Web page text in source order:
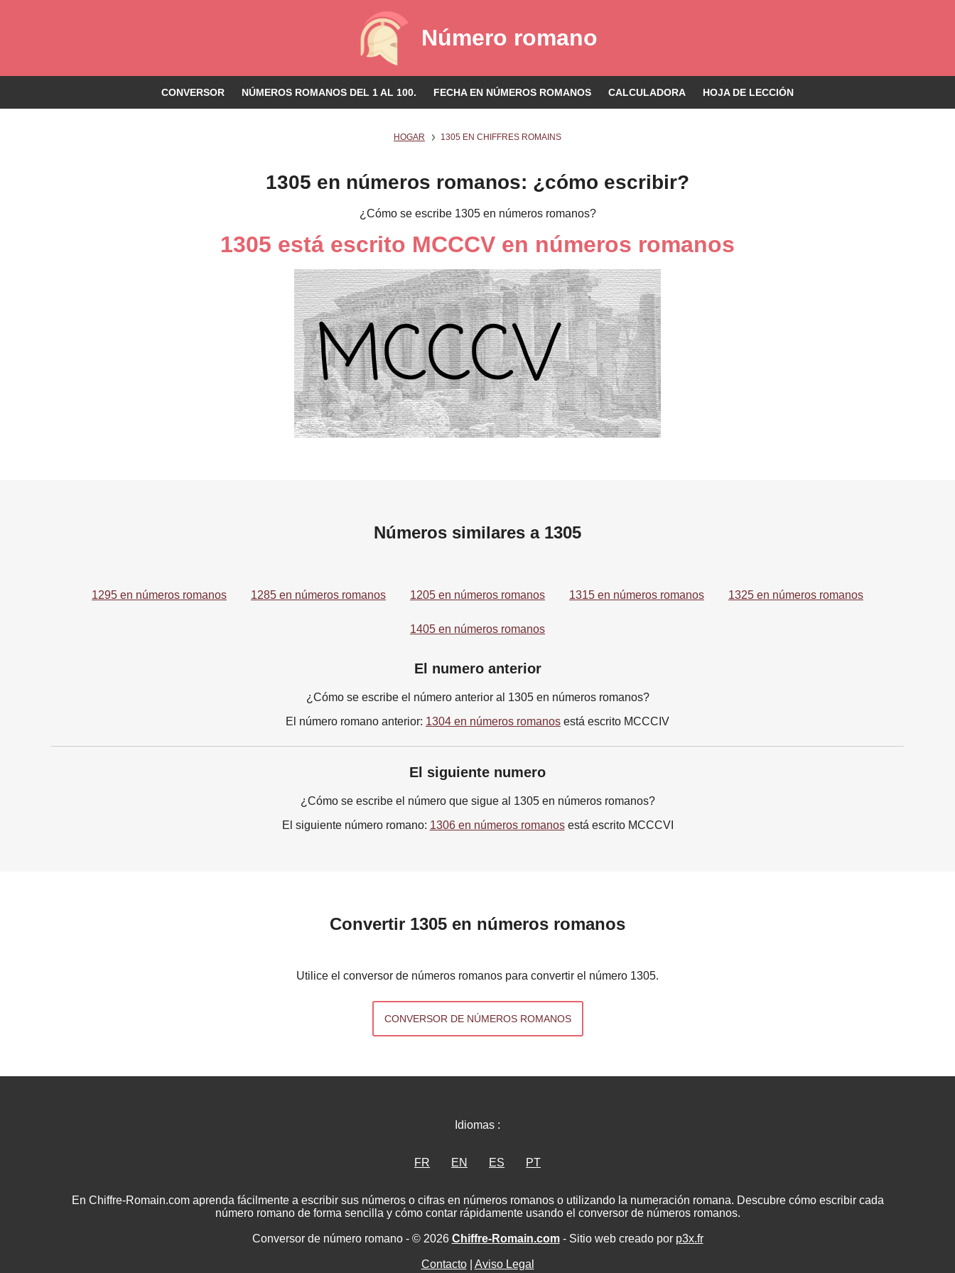
Número romano
CONVERSOR NÚMEROS ROMANOS DEL 1 AL 100. FECHA EN NÚMEROS ROMANOS CALCULADORA HOJA DE LECCIÓN
HOGAR 1305 EN CHIFFRES ROMAINS
1305 en números romanos: ¿cómo escribir?
¿Cómo se escribe 1305 en números romanos?
1305 está escrito MCCCV en números romanos
Números similares a 1305
1295 en números romanos 1285 en números romanos 1205 en números romanos 1315 en números romanos 1325 en números romanos
1405 en números romanos
El numero anterior
¿Cómo se escribe el número anterior al 1305 en números romanos?
El número romano anterior: 1304 en números romanos está escrito MCCCIV
El siguiente numero
¿Cómo se escribe el número que sigue al 1305 en números romanos?
El siguiente número romano: 1306 en números romanosestá escrito MCCCVI
Convertir 1305 en números romanos
Utilice el conversor de números romanos para convertir el número 1305.
CONVERSOR DE NÚMEROS ROMANOS
Idiomas :
FR EN ES PT
En Chiffre-Romain.com aprenda fácilmente a escribir sus números o cifras en números romanos o utilizando la numeración romana. Descubre cómo escribir cada
número romano de forma sencilla y cómo contar rápidamente usando el conversor de números romanos.
Conversor de número romano - © 2026 Chiffre-Romain.com- Sitio web creado por p3x.fr
Contacto| Aviso Legal